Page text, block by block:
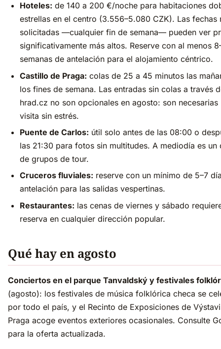
Hoteles: de 140 a 200 €/noche para habitaciones
estrellas en el centro (3.556–5.080 CZK). Las fechas
solicitadas —cualquier fin de semana— pueden ver
significativamente más altos. Reserve con al menos
semanas de antelación para el alojamiento céntrico.
Castillo de Praga: colas de 25 a 45 minutos las
los fines de semana. Las entradas sin colas a través
hrad.cz no son opcionales en agosto: son necesarias
visita sin estrés.
Puente de Carlos: útil solo antes de las 08:00 o
las 21:30 para fotos sin multitudes. A mediodía es un
de grupos de tour.
Cruceros fluviales: reserve con un mínimo de 5–7
antelación para las salidas vespertinas.
Restaurantes: las cenas de viernes y sábado
reserva en cualquier dirección popular.
Qué hay en agosto
Conciertos en el parque Tanvaldský y festivales
(agosto): los festivales de música folklórica checa se
por todo el país, y el Recinto de Exposiciones de
Praga acoge eventos exteriores ocasionales. Consulte
para la oferta actualizada.